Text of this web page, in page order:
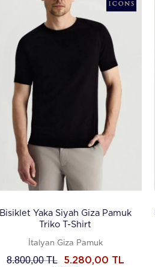
Bisiklet Yaka Siyah Giza Pamuk
Triko T-Shirt
İtalyan Giza Pamuk
8.800,00TL 5.280,00 TL